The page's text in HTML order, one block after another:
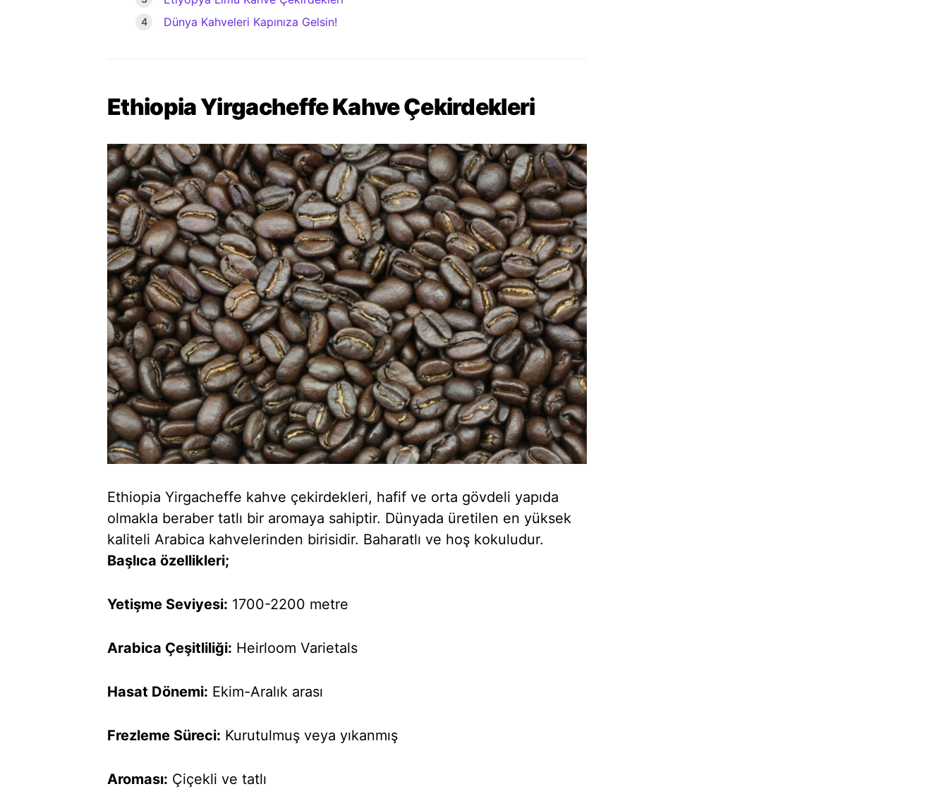
Dünya Kahveleri Kapınıza Gelsin!
Ethiopia Yirgacheffe Kahve Çekirdekleri
Ethiopia Yirgacheffe kahve çekirdekleri, hafif ve orta gövdeli yapıda
olmakla beraber tatlı bir aromaya sahiptir. Dünyada üretilen en yüksek
kaliteli Arabica kahvelerinden birisidir. Baharatlı ve hoş kokuludur.
Başlıca özellikleri;
Yetişme Seviyesi: 1700-2200 metre
Arabica Çeşitliliği: Heirloom Varietals
Hasat Dönemi: Ekim-Aralık arası
Frezleme Süreci: Kurutulmuş veya yıkanmış
Aroması: Çiçekli ve tatlı